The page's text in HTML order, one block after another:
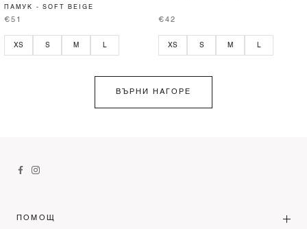
ПАМУК - SOFT BEIGE
€51
XS S M L
€42
XS S M L
ВЪРНИ НАГОРЕ
ПОМОЩ